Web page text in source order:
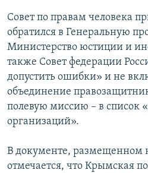
Совет по правам человека
обратился в Генеральную
Министерство юстиции и
также Совет федерации
допустить ошибки» и не
объединение
полевую миссию – в список
организаций».
В документе, размещенном
отмечается, что Крымская